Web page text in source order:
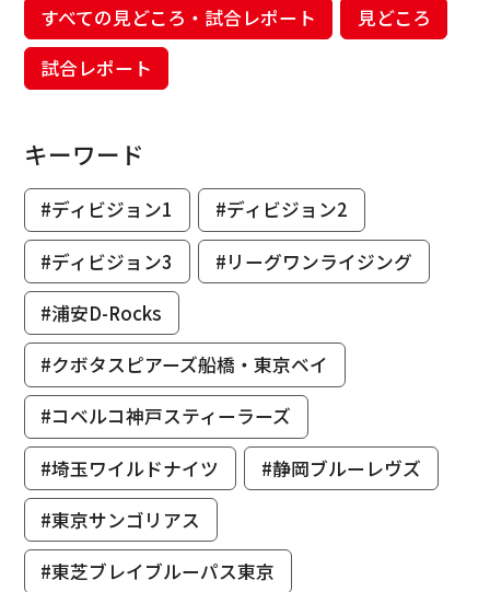
すべての見どころ・試合レポート
見どころ
試合レポート
キーワード
#ディビジョン1
#ディビジョン2
#ディビジョン3
#リーグワンライジング
#浦安D-Rocks
#クボタスピアーズ船橋・東京ベイ
#コベルコ神戸スティーラーズ
#埼玉ワイルドナイツ
#静岡ブルーレヴズ
#東京サンゴリアス
#東芝ブレイブルーパス東京